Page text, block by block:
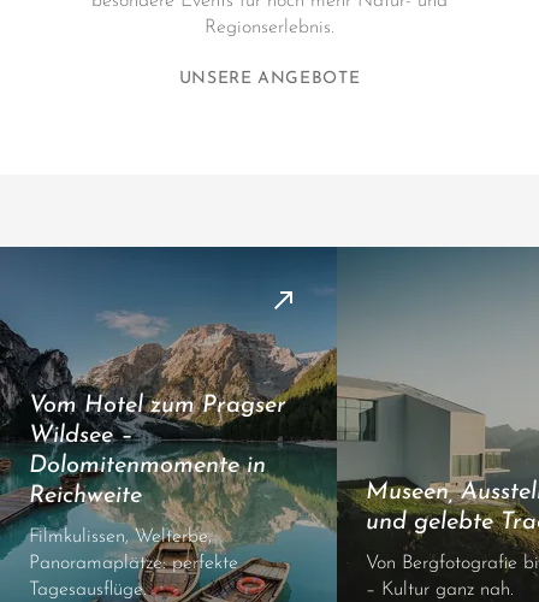
Regionserlebnis.
UNSERE ANGEBOTE
Vom Hotel zum Pragser
Wildsee –
Dolomitenmomente in
Reichweite
Filmkulissen, Welterbe,
Panoramaplätze: perfekte
Tagesausflüge.
Museen,
und gelebte
Von Bergfotografie
– Kultur ganz nah.